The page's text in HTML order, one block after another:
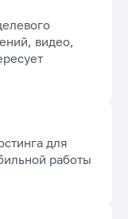
видео,
для
работы